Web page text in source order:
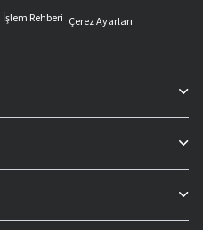
İşlem Rehberi Çerez Ayarları